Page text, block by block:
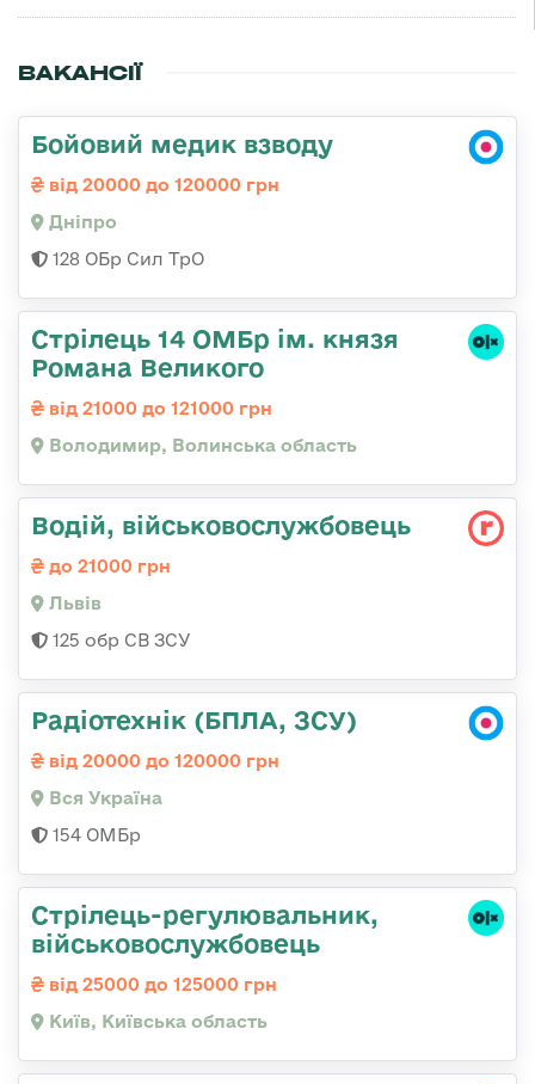
ВАКАНСІЇ
Бойовий медик взводу
від 20000 до 120000 грн
Дніпро
128 ОБр Сил ТрО
Стрілець 14 ОМБр ім. князя
Романа Великого
від 21000 до 121000 грн
Володимир, Волинська область
Водій, військовослужбовець
до 21000 грн
Львів
125 обр СВ ЗСУ
Радіотехнік (БПЛА, ЗСУ)
від 20000 до 120000 грн
Вся Україна
154 ОМБр
Стpілець-регулювальник,
військовослужбовець
від 25000 до 125000 грн
Київ, Київська область